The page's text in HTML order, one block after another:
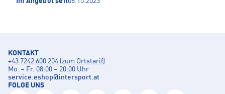
KONTAKT
+43 7242 600 204 (zum Ortstarif)
Mo. – Fr. 08:00 – 20:00 Uhr
service.eshop@intersport.at
FOLGE UNS